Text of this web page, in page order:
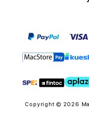
Copyright © 2026